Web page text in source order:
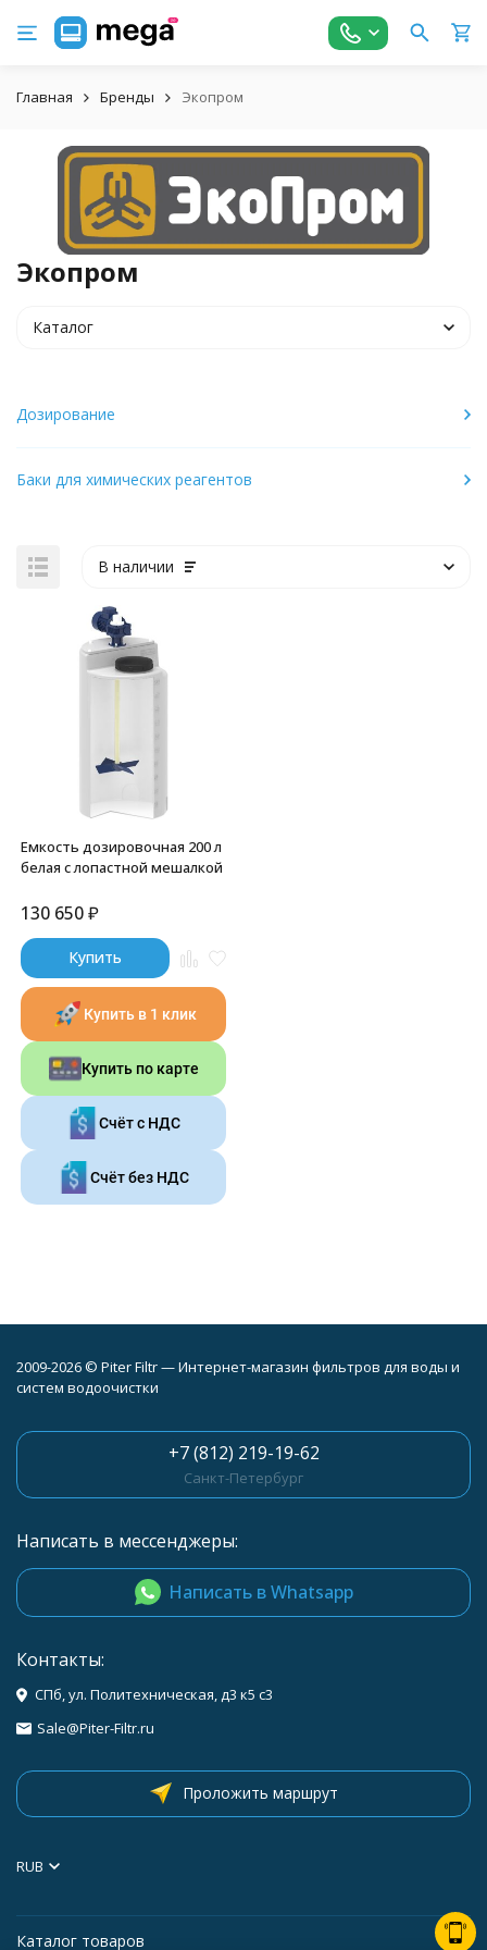
Главная Бренды Экопром
Экопром
Каталог
Дозирование
Баки для химических реагентов
В наличии
Емкость дозировочная 200 л
белая с лопастной мешалкой
130 650₽
Купить
Купить в 1 клик
Купить по карте
Счёт с НДС
Счёт без НДС
2009-2026 © Piter Filtr — Интернет-магазин фильтров для воды и
систем водоочистки
+7 (812) 219-19-62
Санкт-Петербург
Написать в мессенджеры:
Написать в Whatsapp
Контакты:
СПб, ул. Политехническая, д3 к5 с3
Sale@Piter-Filtr.ru
Проложить маршрут
RUB
Каталог товаров